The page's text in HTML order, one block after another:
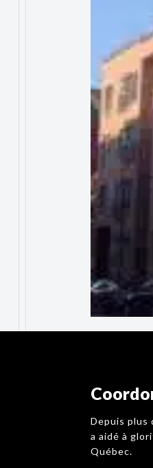
Depuis plus
a aidé à
Québec.